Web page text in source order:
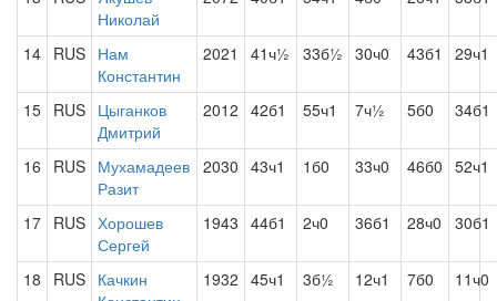
Николай
14 RUS Нам
Константин
2021 41ч½ 33б½ 30ч0 43б1 29ч1
15 RUS Цыганков
Дмитрий
2012 42б1 55ч1 7ч½ 5б0 34б1
16 RUS Мухамадеев
Разит
2030 43ч1 1б0 33ч0 46б0 52ч1
17 RUS Хорошев
Сергей
1943 44б1 2ч0 36б1 28ч0 30б1
18 RUS Качкин
1932 45ч1 3б½ 12ч1 7б0 11ч0